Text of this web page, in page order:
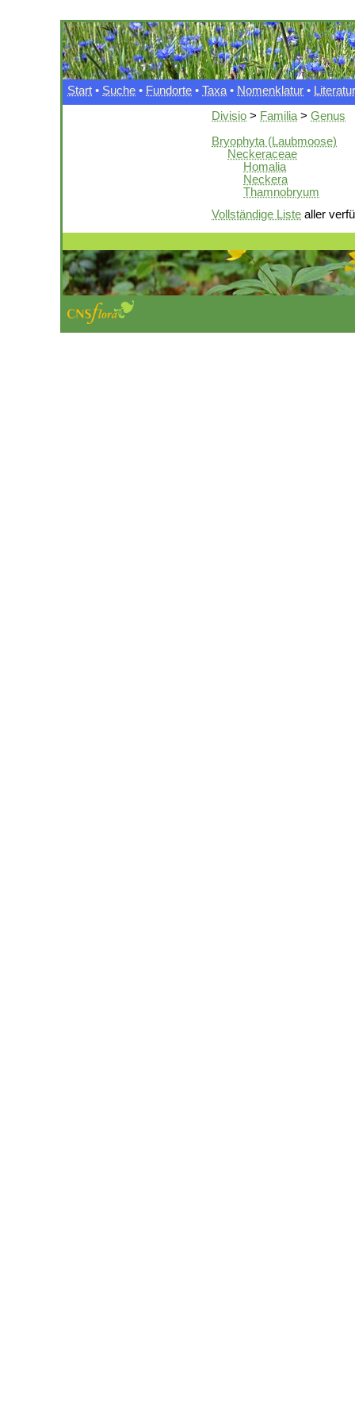
Start • Suche • Fundorte • Taxa • Nomenklatur • Literatur
Divisio > Familia > Genus
Bryophyta (Laubmoose)
Neckeraceae
Homalia
Neckera
Thamnobryum
Vollständige Liste aller